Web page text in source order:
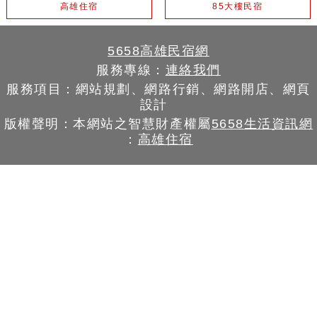
高雄住宿 85大樓民宿
5658高雄民宿網
服務專線： 連絡我們
服務項目：網站規劃、網路行銷、網路開店、網頁
設計
版權聲明：本網站之智慧財產權屬5658生活資訊網
： 高雄住宿